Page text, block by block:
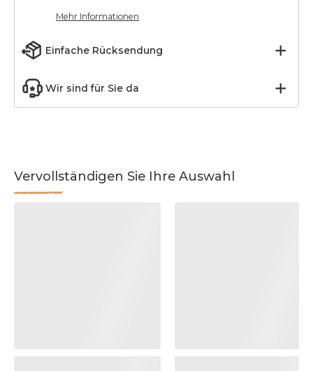
Mehr Informationen
Einfache Rücksendung
Wir sind für Sie da
Vervollständigen Sie Ihre Auswahl